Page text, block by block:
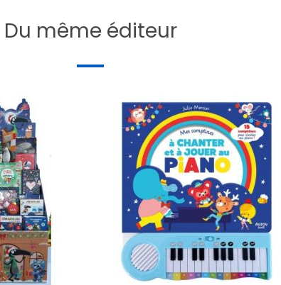
164
Du même éditeur